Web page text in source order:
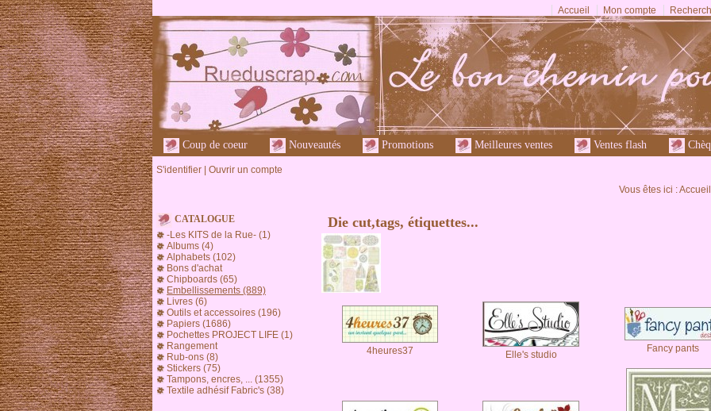
Accueil Mon compte
Coup de coeur Nouveautés Promotions Meilleures ventes Ventes flash
S'identifier
Ouvrir un compte
Vous êtes ici :Accueil
CATALOGUE
-Les KITS de la Rue- (1)
Albums (4)
Alphabets (102)
Bons d'achat
Chipboards (65)
Embellissements (889)
Livres (6)
Outils et accessoires (196)
Papiers (1686)
Pochettes PROJECT LIFE (1)
Rangement
Rub-ons (8)
Stickers (75)
Tampons, encres, ... (1355)
Textile adhésif Fabric's (38)
Die cut,tags, étiquettes...
4heures37 Elle's studio
Fancy pants